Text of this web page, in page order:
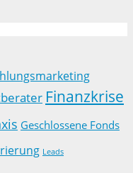
Finanzkrise
Geschlossene Fonds
Leads